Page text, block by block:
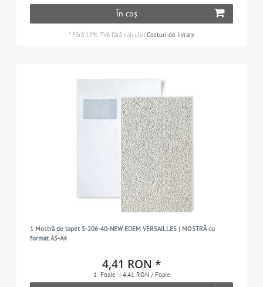
În coș
* Fără 19% TVAfără calculul Costuri de livrare
1 Mostră de tapet S-206-40-NEW EDEM VERSAILLES | MOSTRĂ cu
format A5-A4
4,41 RON *
1 Foaie | 4,41 RON / Foaie